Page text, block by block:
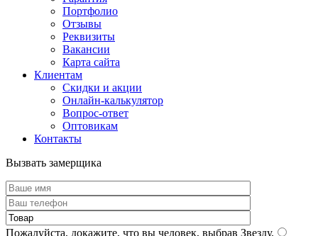
Портфолио
Отзывы
Реквизиты
Вакансии
Карта сайта
Клиентам
Скидки и акции
Онлайн-калькулятор
Вопрос-ответ
Оптовикам
Контакты
Вызвать замерщика
Пожалуйста, докажите, что вы человек, выбрав Звезду.